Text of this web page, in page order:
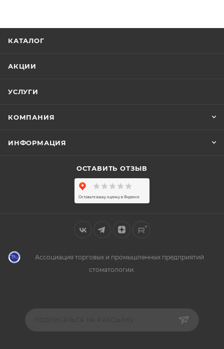
КАТАЛОГ
АКЦИИ
УСЛУГИ
КОМПАНИЯ
ИНФОРМАЦИЯ
ОСТАВИТЬ ОТЗЫВ
Ассоциация торговых и промышленных предприятий
стоматологии.